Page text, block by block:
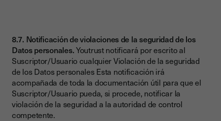
8.7. Notificación de violaciones de la seguridad de los
Datos personales.Youtrust notificará por escrito al
Suscriptor/Usuario cualquier Violación de la seguridad
de los Datos personales Esta notificación irá
acompañada de toda la documentación útil para que el
Suscriptor/Usuario pueda, si procede, notificar la
violación de la seguridad a la autoridad de control
competente.